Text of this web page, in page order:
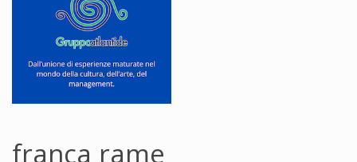
franca rame